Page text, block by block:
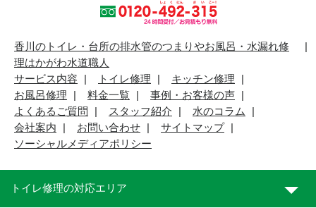
香川のトイレ・台所の排水管のつまりやお風呂・水漏れ修
理はかがわ水道職人
サービス内容
トイレ修理
キッチン修理
お風呂修理
料金一覧
事例・お客様の声
よくあるご質問
スタッフ紹介
水のコラム
会社案内
お問い合わせ
サイトマップ
ソーシャルメディアポリシー
トイレ修理の対応エリア